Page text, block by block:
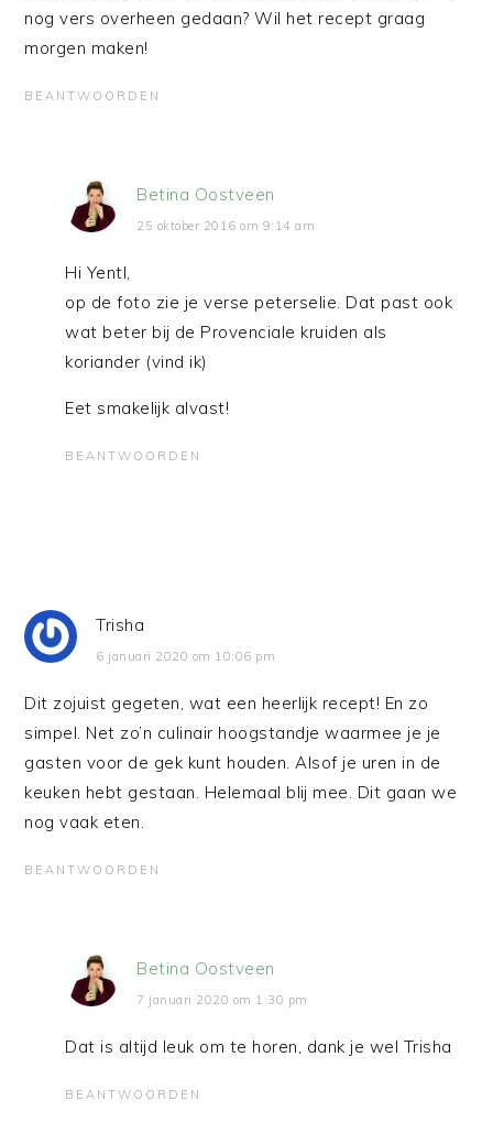
nog vers overheen gedaan? Wil het recept graag
morgen maken!
BEANTWOORDEN
Betina Oostveen
25 oktober 2016 om 9:14 am
Hi Yentl,
op de foto zie je verse peterselie. Dat past ook
wat beter bij de Provenciale kruiden als
koriander (vind ik)
Eet smakelijk alvast!
BEANTWOORDEN
Trisha
6 januari 2020 om 10:06 pm
Dit zojuist gegeten, wat een heerlijk recept! En zo
simpel. Net zo’n culinair hoogstandje waarmee je je
gasten voor de gek kunt houden. Alsof je uren in de
keuken hebt gestaan. Helemaal blij mee. Dit gaan we
nog vaak eten.
BEANTWOORDEN
Betina Oostveen
7 januari 2020 om 1:30 pm
Dat is altijd leuk om te horen, dank je wel Trisha
BEANTWOORDEN